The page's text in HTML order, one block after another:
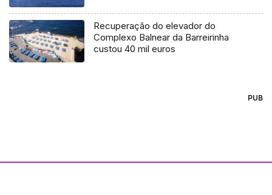
Recuperação do elevador do
Complexo Balnear da Barreirinha
custou 40 mil euros
PUB